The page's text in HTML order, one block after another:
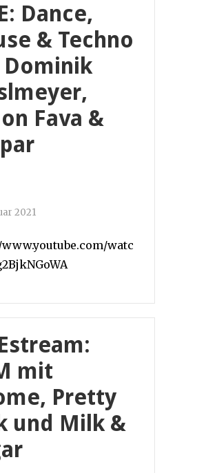
Dance,
& Techno
Fava &
2021
watc
mit
Pretty
und Milk &